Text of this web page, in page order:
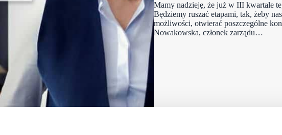
Mamy nadzieję, że już w III kwartale
Będziemy ruszać etapami, tak, żeby
możliwości, otwierać poszczególne
Nowakowska, członek zarządu…